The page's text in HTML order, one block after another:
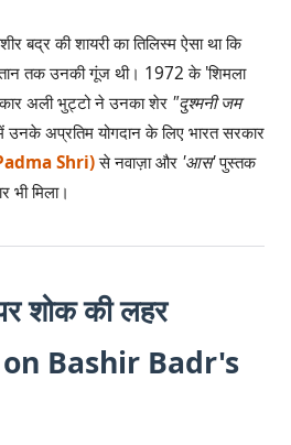
बद्र की शायरी का तिलिस्म ऐसा था कि
तक उनकी गूंज थी। 1972 के 'शिमला
अली भुट्टो ने उनका शेर "दुश्मनी जम
उनके अप्रतिम योगदान के लिए भारत सरकार
Shri)से नवाज़ा और 'आस'पुस्तक
भी मिला।
शोक की लहर
Bashir Badr's